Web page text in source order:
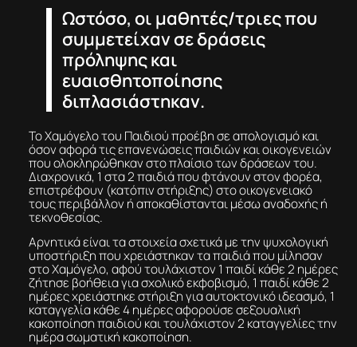
Ωστόσο, οι μαθητές/τριες που
συμμετείχαν σε δράσεις
πρόληψης και
ευαισθητοποίησης
διπλασιάστηκαν.
Το Χαμόγελο του Παιδιού προέβη σε απολογισμό και
όσον αφορά τις επανενώσεις παιδιών και οικογενειών
που ολοκληρώθηκαν στο πλαίσιο των δράσεων του.
Διαχρονικά, 1 στα 2 παιδιά που φτάνουν στον φορέα,
επιστρέφουν (κατόπιν στήριξης) στο οικογενειακό
τους περιβάλλον ή αποκαθίστανται μέσω αναδοχής ή
τεκνοθεσίας.
Αρνητικά είναι τα στοιχεία σχετικά με την ψυχολογική
υποστήριξη που χρειάστηκαν τα παιδιά που μίλησαν
στο Χαμόγελο, αφού τουλάχιστον 1 παιδί κάθε 2 ημέρες
ζήτησε βοήθεια για σχολικό εκφοβισμό, 1 παιδί κάθε 2
ημέρες χρειάστηκε στήριξη για αυτοκτονικό ιδεασμό, 1
καταγγελία κάθε 4 ημέρες αφορούσε σεξουαλική
κακοποίηση παιδιού και τουλάχιστον 2 καταγγελίες την
ημέρα σωματική κακοποίηση.